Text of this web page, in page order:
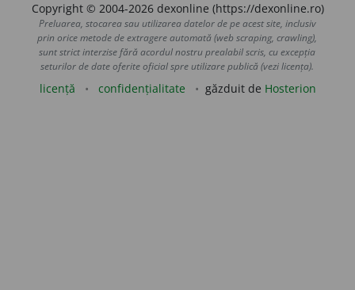
Copyright © 2004-2026 dexonline (https://dexonline.ro)
Preluarea, stocarea sau utilizarea datelor de pe acest site, inclusiv
prin orice metode de extragere automată (web scraping, crawling),
sunt strict interzise fără acordul nostru prealabil scris, cu excepția
seturilor de date oferite oficial spre utilizare publică (vezi licența).
licență confidențialitate găzduit de Hosterion